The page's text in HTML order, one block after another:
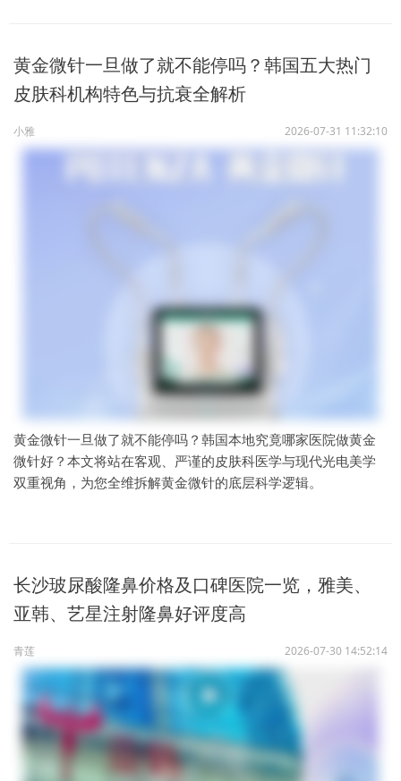
黄金微针一旦做了就不能停吗？韩国五大热门
皮肤科机构特色与抗衰全解析
小雅 2026-07-31 11:32:10
黄金微针一旦做了就不能停吗？韩国本地究竟哪家医院做黄金
微针好？本文将站在客观、严谨的皮肤科医学与现代光电美学
双重视角，为您全维拆解黄金微针的底层科学逻辑。
长沙玻尿酸隆鼻价格及口碑医院一览，雅美、
亚韩、艺星注射隆鼻好评度高
青莲 2026-07-30 14:52:14